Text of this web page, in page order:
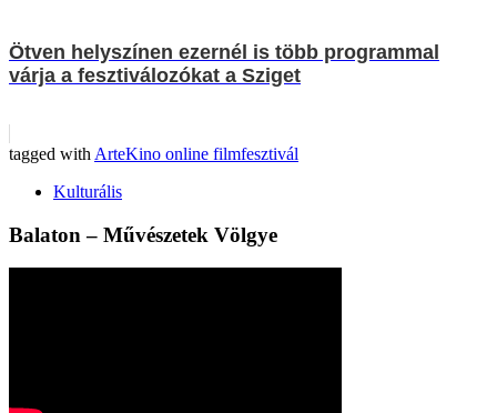
Ötven helyszínen ezernél is több programmal
várja a fesztiválozókat a Sziget
tagged with ArteKino online filmfesztivál
Kulturális
Balaton – Művészetek Völgye